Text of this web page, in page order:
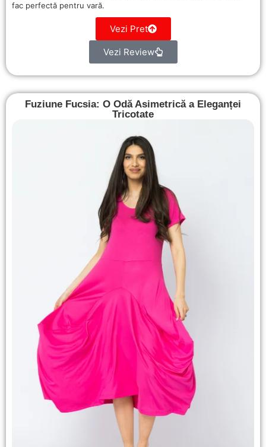
fac perfectă pentru vară.
Vezi Pret
Vezi Review
Fuziune Fucsia: O Odă Asimetrică a Eleganței
Tricotate